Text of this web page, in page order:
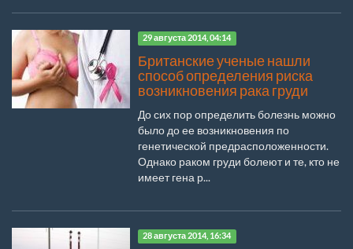
29 августа 2014, 04:14
Британские ученые нашли
способ определения риска
возникновения рака груди
До сих пор определить болезнь можно
было до ее возникновения по
генетической предрасположенности.
Однако раком груди болеют и те, кто не
имеет гена р...
28 августа 2014, 16:34